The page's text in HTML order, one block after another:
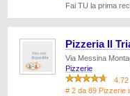
Fai TU la prima
Pizzeria Il
Via Messina
Pizzerie
4.72
# 2 da 89 Pizzerie